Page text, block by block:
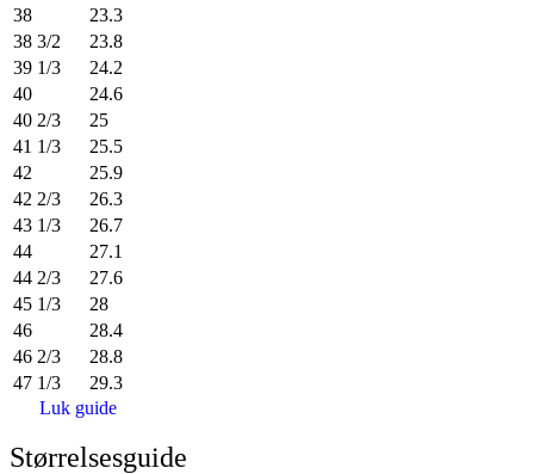
38
23.3
38 3/2
23.8
39 1/3
24.2
40
24.6
40 2/3
25
41 1/3
25.5
42
25.9
42 2/3
26.3
43 1/3
26.7
44
27.1
44 2/3
27.6
45 1/3
28
46
28.4
46 2/3
28.8
47 1/3
29.3
Luk guide
Størrelsesguide